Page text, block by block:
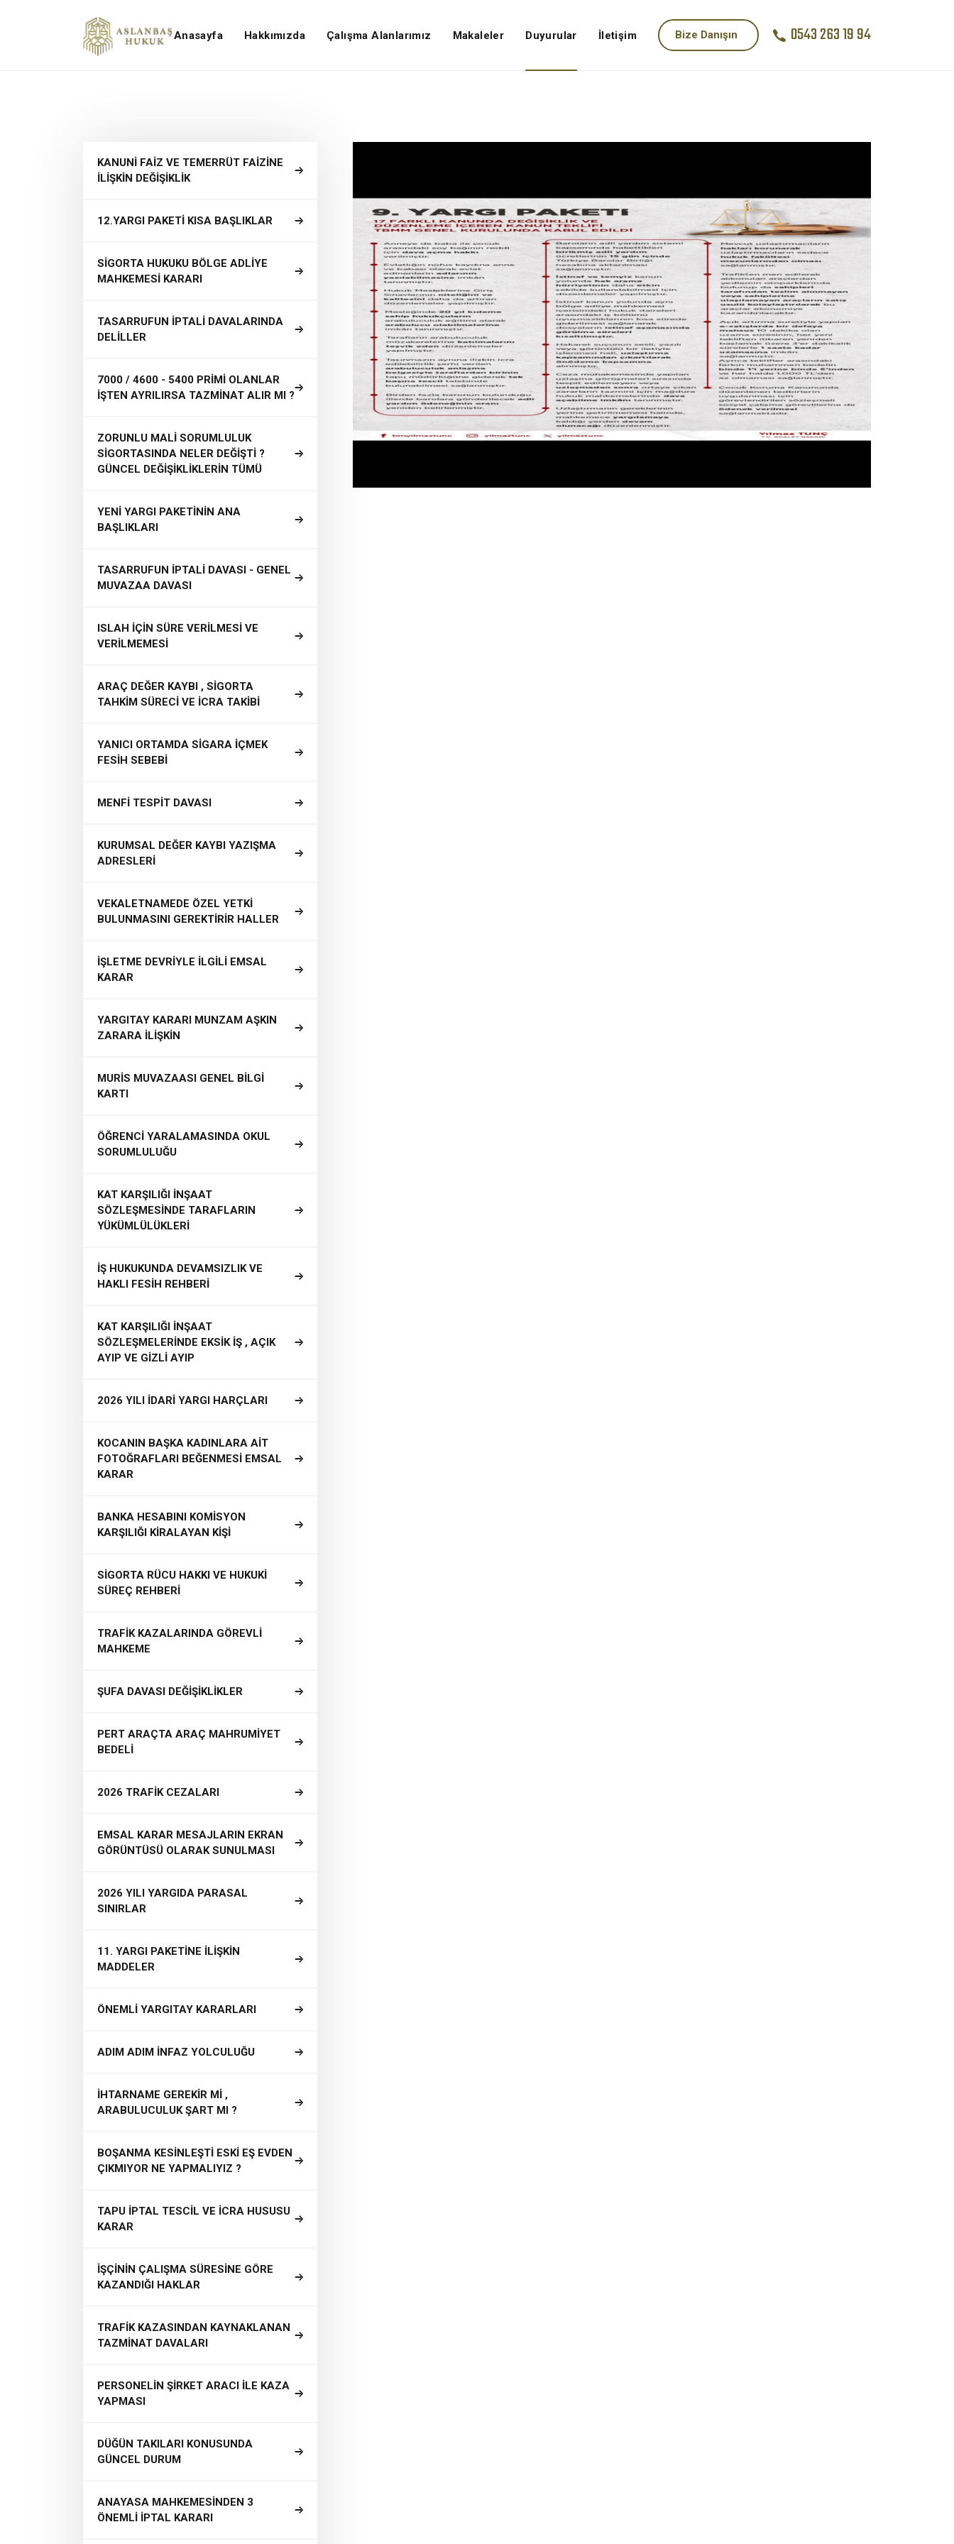
Anasayfa Hakkımızda Çalışma Alanlarımız Makaleler Duyurular İletişim Bize Danışın 0543 263 19 94
KANUNİ FAİZ VE TEMERRÜT FAİZİNE
İLİŞKİN DEĞİŞİKLİK
12.YARGI PAKETİ KISA BAŞLIKLAR
SİGORTA HUKUKU BÖLGE ADLİYE
MAHKEMESİ KARARI
TASARRUFUN İPTALİ DAVALARINDA
DELİLLER
7000 / 4600 - 5400 PRİMİ OLANLAR
İŞTEN AYRILIRSA TAZMİNAT ALIR MI ?
ZORUNLU MALİ SORUMLULUK
SİGORTASINDA NELER DEĞİŞTİ ?
GÜNCEL DEĞİŞİKLİKLERİN TÜMÜ
YENİ YARGI PAKETİNİN ANA
BAŞLIKLARI
TASARRUFUN İPTALİ DAVASI - GENEL
MUVAZAA DAVASI
ISLAH İÇİN SÜRE VERİLMESİ VE
VERİLMEMESİ
ARAÇ DEĞER KAYBI , SİGORTA
TAHKİM SÜRECİ VE İCRA TAKİBİ
YANICI ORTAMDA SİGARA İÇMEK
FESİH SEBEBİ
MENFİ TESPİT DAVASI
KURUMSAL DEĞER KAYBI YAZIŞMA
ADRESLERİ
VEKALETNAMEDE ÖZEL YETKİ
BULUNMASINI GEREKTİRİR HALLER
İŞLETME DEVRİYLE İLGİLİ EMSAL
KARAR
YARGITAY KARARI MUNZAM AŞKIN
ZARARA İLİŞKİN
MURİS MUVAZAASI GENEL BİLGİ
KARTI
ÖĞRENCİ YARALAMASINDA OKUL
SORUMLULUĞU
KAT KARŞILIĞI İNŞAAT
SÖZLEŞMESİNDE TARAFLARIN
YÜKÜMLÜLÜKLERİ
İŞ HUKUKUNDA DEVAMSIZLIK VE
HAKLI FESİH REHBERİ
KAT KARŞILIĞI İNŞAAT
SÖZLEŞMELERİNDE EKSİK İŞ , AÇIK
AYIP VE GİZLİ AYIP
2026 YILI İDARİ YARGI HARÇLARI
KOCANIN BAŞKA KADINLARA AİT
FOTOĞRAFLARI BEĞENMESİ EMSAL
KARAR
BANKA HESABINI KOMİSYON
KARŞILIĞI KİRALAYAN KİŞİ
SİGORTA RÜCU HAKKI VE HUKUKİ
SÜREÇ REHBERİ
TRAFİK KAZALARINDA GÖREVLİ
MAHKEME
ŞUFA DAVASI DEĞİŞİKLİKLER
PERT ARAÇTA ARAÇ MAHRUMİYET
BEDELİ
2026 TRAFİK CEZALARI
EMSAL KARAR MESAJLARIN EKRAN
GÖRÜNTÜSÜ OLARAK SUNULMASI
2026 YILI YARGIDA PARASAL
SINIRLAR
11. YARGI PAKETİNE İLİŞKİN
MADDELER
ÖNEMLİ YARGITAY KARARLARI
ADIM ADIM İNFAZ YOLCULUĞU
İHTARNAME GEREKİR Mİ ,
ARABULUCULUK ŞART MI ?
BOŞANMA KESİNLEŞTİ ESKİ EŞ EVDEN
ÇIKMIYOR NE YAPMALIYIZ ?
TAPU İPTAL TESCİL VE İCRA HUSUSU
KARAR
İŞÇİNİN ÇALIŞMA SÜRESİNE GÖRE
KAZANDIĞI HAKLAR
TRAFİK KAZASINDAN KAYNAKLANAN
TAZMİNAT DAVALARI
PERSONELİN ŞİRKET ARACI İLE KAZA
YAPMASI
DÜĞÜN TAKILARI KONUSUNDA
GÜNCEL DURUM
ANAYASA MAHKEMESİNDEN 3
ÖNEMLİ İPTAL KARARI